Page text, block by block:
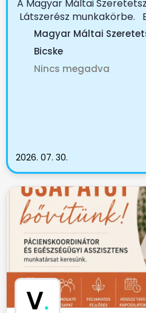
A Magyar Máltai
Látszerész munkakörbe.
Magyar Máltai
Bicske
Nincs megadva
2026. 07. 30.
V.